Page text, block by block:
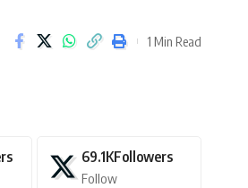
1 Min Read
69.1KFollowers
Follow